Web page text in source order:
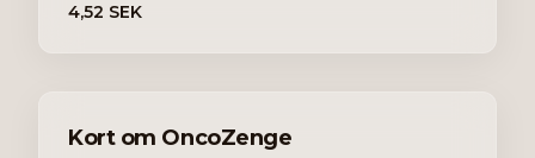
4,52 SEK
Kort om OncoZenge